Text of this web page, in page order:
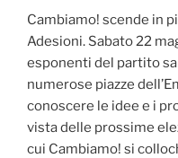
Cambiamo! scende in
Adesioni. Sabato 22
esponenti del partito
numerose piazze
conoscere le idee e i
vista delle prossime
cui Cambiamo! si